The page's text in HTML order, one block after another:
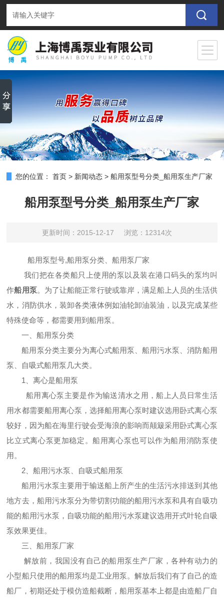
您的位置： 首页 > 新闻动态 >船用泵型号分类_船用泵生产厂家
船用泵型号分类_船用泵生产厂家
更新时间：2015-12-17 浏览：12314次
船用泵型号,船用泵分类、船用泵厂家
我们把在各类船只 上使用的泵以及 装在港口码头的泵均叫
作船用泵。为了让船能正常行驶或靠岸 ，满足船上人员的生活供
水 ， 消防供水，装卸各类液体例如油轮卸油装油， 以及完成某些
特殊使命等，都需要用到船用泵。
一、船用泵分类
船用泵分类主要分为离心式船用泵、船用污水泵、消防船用
泵、自吸式船用泵几大类。
1、离心是船用泵
船用离心泵主要是作为输送清水之用，船上人员日常生活
用水都需要船用离心泵，选择船用离心泵时建议选用卧式离心泵
较好，因为船在海里行驶会受海浪的影响而颠簸采用卧式离心泵
比立式离心泵更加稳定。船用离心泵也可以作为船用消防泵使
用。
2、船用污水泵、自吸式船用泵
船用污水泵主要用于输送船上所产生的生活污水排送到其他
地方去，船用污水泵分为带切割功能的船用污水泵和具有自吸功
能的船用污水泵，自吸功能的船用污水泵建议选用开式叶轮自吸
泵效果更佳。
三、船用泵厂家
解放前，我国没有自己的船用泵生产厂家，各种有动力的
小型船只使用的船用泵均是工业用泵。解放后我们有了自己的造
船厂，初期还处于模仿造船截断，船用泵基本上都是由造船厂自